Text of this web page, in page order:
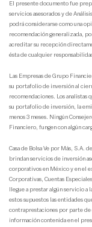
El presente documento fue
servicios asesorados y de
podrá considerarse como una
recomendación generalizada,
acreditar su recepción
ésta de cualquier
Las Empresas de Grupo
su portafolio de inversión al
recomendaciones. Los analistas
su portafolio de inversión, la
menos 3 meses. Ningún
Financiero, fungen con algún
Casa de Bolsa Ve por Más, S.A.
brindan servicios de inversión
corporativos en México y en el
Corporativas, Cuentas
llegue a prestar algún servicio a
estos supuestos las entidades
contraprestaciones por parte de
información contenida en el